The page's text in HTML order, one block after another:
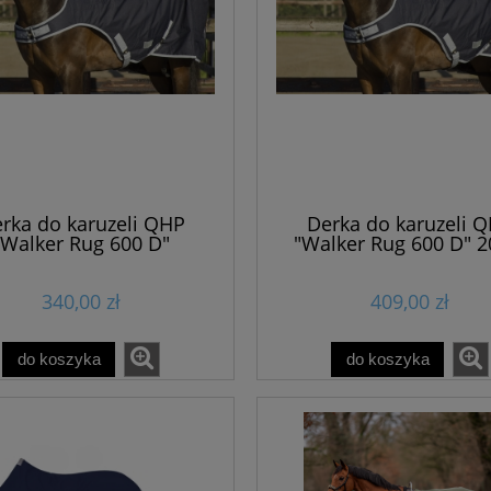
PROMOCJA -25%
"KavalTop Vario"
do koszyka
-11%
EQUIHERBS "Gastro Mash"
33,00 zł
do koszyka
do karuzeli QHP
Rug 600 D"
340,00 zł
do koszyka
Derka do karuzeli
"Walker Rug 600 D"
409,00 zł
do koszyka